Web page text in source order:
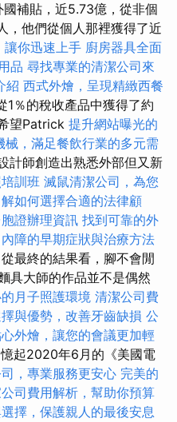
補貼，近5.73億，從非個
，他們從個人那裡獲得了近
讓你迅速上手 廚房器具全面
品 尋找專業的清潔公司來
紹 西式外燴，呈現精緻西餐
％的稅收產品中獲得了約
望Patrick 提升網站曝光的
械，滿足餐飲行業的多元需
計師創造出熟悉外部但又新
訓班 滅鼠清潔公司，為您
如何選擇合適的法律顧
證辦理資訊 找到可靠的外
障的早期症狀與治療方法
從最終的結果看，腳不會閒
具大師的作品並不是偶然
月子照護環境 清潔公司費
與優勢，改善牙齒缺損 公
外燴，讓您的會議更加輕
起2020年6月的《美國電
，專業服務更安心 完美的
司費用解析，幫助你預算
擇，保護親人的最後安息